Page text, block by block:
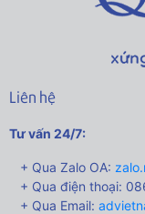
Liên hệ
Tư vấn 24/7:
+ Qua Zalo OA:
+ Qua điện thoại:
+ Qua Email: